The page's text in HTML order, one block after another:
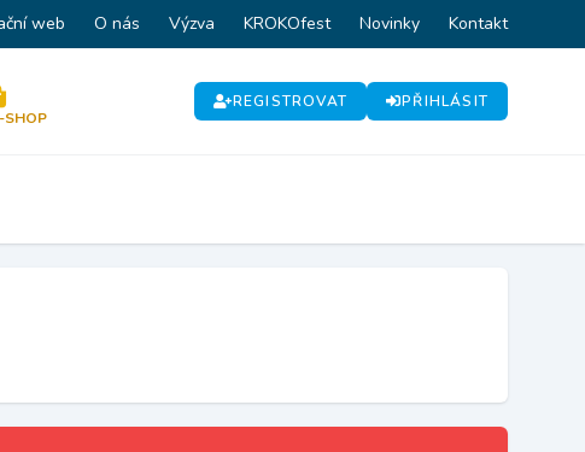
web O nás Výzva KROKOfest Novinky Kontakt
SHOP
REGISTROVAT PŘIHLÁSIT